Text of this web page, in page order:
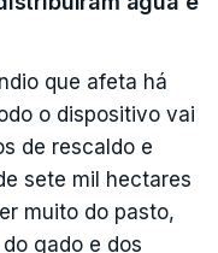
que afeta há
o dispositivo vai
de rescaldo e
sete mil hectares
muito do pasto,
gado e dos